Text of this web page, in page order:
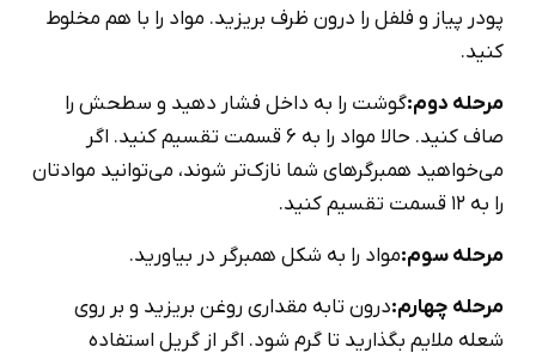
پودر پیاز و فلفل را درون ظرف بریزید. مواد را با هم مخلوط
کنید.
مرحله دوم:گوشت را به داخل فشار دهید و سطحش را
صاف کنید. حالا مواد را به 6 قسمت تقسیم کنید. اگر
می‌خواهید همبرگرهای شما نازک‌تر شوند، می‌توانید موادتان
را به 12 قسمت تقسیم کنید.
مرحله سوم:مواد را به شکل همبرگر در بیاورید.
مرحله چهارم:درون تابه مقداری روغن بریزید و بر روی
شعله ملایم بگذارید تا گرم شود. اگر از گریل استفاده